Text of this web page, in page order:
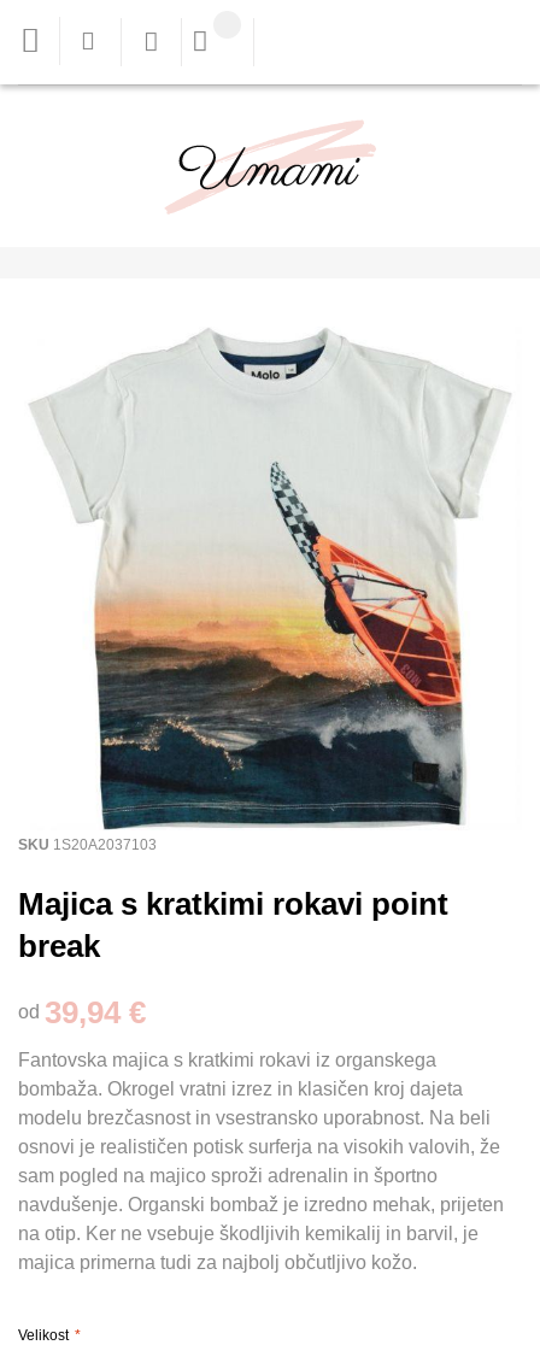
SKU 1S20A2037103
Majica s kratkimi rokavi point
break
od 39,94 €
Fantovska majica s kratkimi rokavi iz organskega
bombaža. Okrogel vratni izrez in klasičen kroj dajeta
modelu brezčasnost in vsestransko uporabnost. Na beli
osnovi je realističen potisk surferja na visokih valovih, že
sam pogled na majico sproži adrenalin in športno
navdušenje. Organski bombaž je izredno mehak, prijeten
na otip. Ker ne vsebuje škodljivih kemikalij in barvil, je
majica primerna tudi za najbolj občutljivo kožo.
Velikost